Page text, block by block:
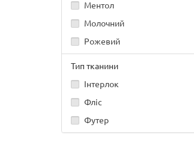
Ментол
Молочний
Рожевий
Тип тканини
Інтерлок
Фліс
Футер